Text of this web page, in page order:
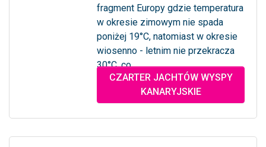
fragment Europy gdzie temperatura
w okresie zimowym nie spada
poniżej 19°C, natomiast w okresie
wiosenno - letnim nie przekracza
30°C, co...
CZARTER JACHTÓW WYSPY
KANARYJSKIE